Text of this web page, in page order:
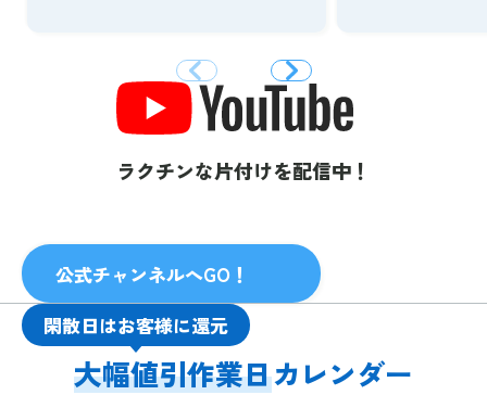
ラクチンな片付けを配信中！
公式チャンネルへGO！
閑散日はお客様に還元
大幅値引作業日カレンダー